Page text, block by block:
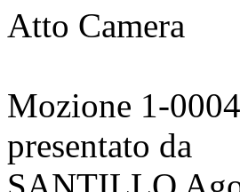
Atto Camera
Mozione 1-
presentato da